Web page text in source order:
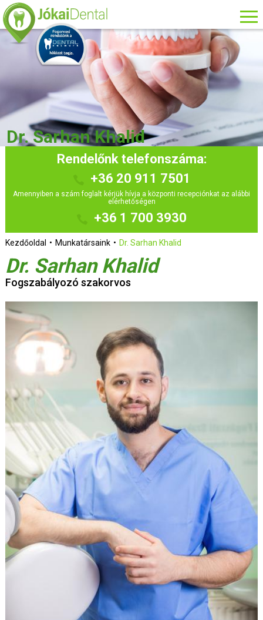
Dr. Sarhan Khalid
Rendelőnk telefonszáma:
+36 20 911 7501
Amennyiben a szám foglalt kérjük hívja a központi recepciónkat az alábbi
elérhetőségen
+36 1 700 3930
Kezdőoldal Munkatársaink Dr. Sarhan Khalid
Dr. Sarhan Khalid
Fogszabályozó szakorvos